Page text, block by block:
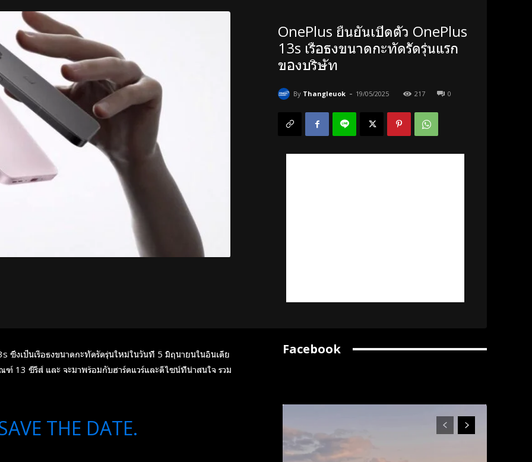
OnePlus ยืนยันเปิดตัว OnePlus
13s เรือธงขนาดกะทัดรัดรุ่นแรก
ของบริษัท
By Thangleuok - 19/05/2025 217 0
ซึ่งเป็นเรือธงขนาดกะทัดรัดรุ่นใหม่ในวันที่ 5 มิถุนายนในอินเดีย
13 ซีรีส์ และ จะมาพร้อมกับฮาร์ดแวร์และดีไซน์ที่น่าสนใจ รวม
THE DATE.
Facebook